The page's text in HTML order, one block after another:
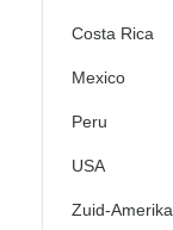
Costa Rica
Mexico
Peru
USA
Zuid-Amerika